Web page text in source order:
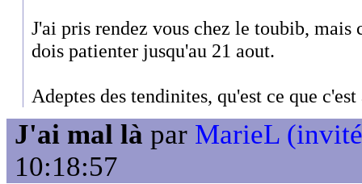
J'ai pris rendez vous chez le toubib, mais
dois patienter jusqu'au 21 aout.
Adeptes des tendinites, qu'est ce que
J'ai mal là par MarieL
10:18:57